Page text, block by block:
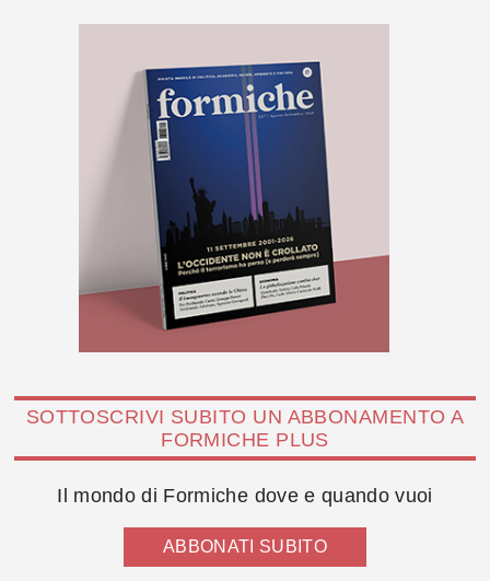
SOTTOSCRIVI SUBITO UN ABBONAMENTO A
FORMICHE PLUS
Il mondo di Formiche dove e quando vuoi
ABBONATI SUBITO